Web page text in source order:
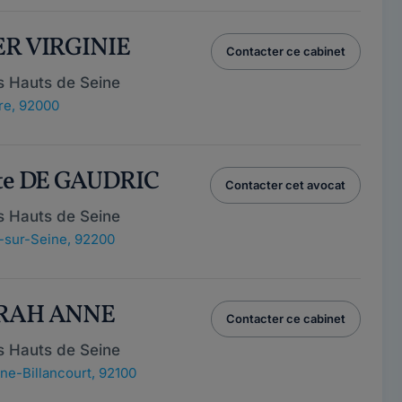
VIRGINIE
Hauts de Seine
92000
Contacter ce cabinet
DE GAUDRIC
Hauts de Seine
Seine, 92200
Contacter cet avocat
ANNE
Hauts de Seine
Billancourt, 92100
Contacter ce cabinet